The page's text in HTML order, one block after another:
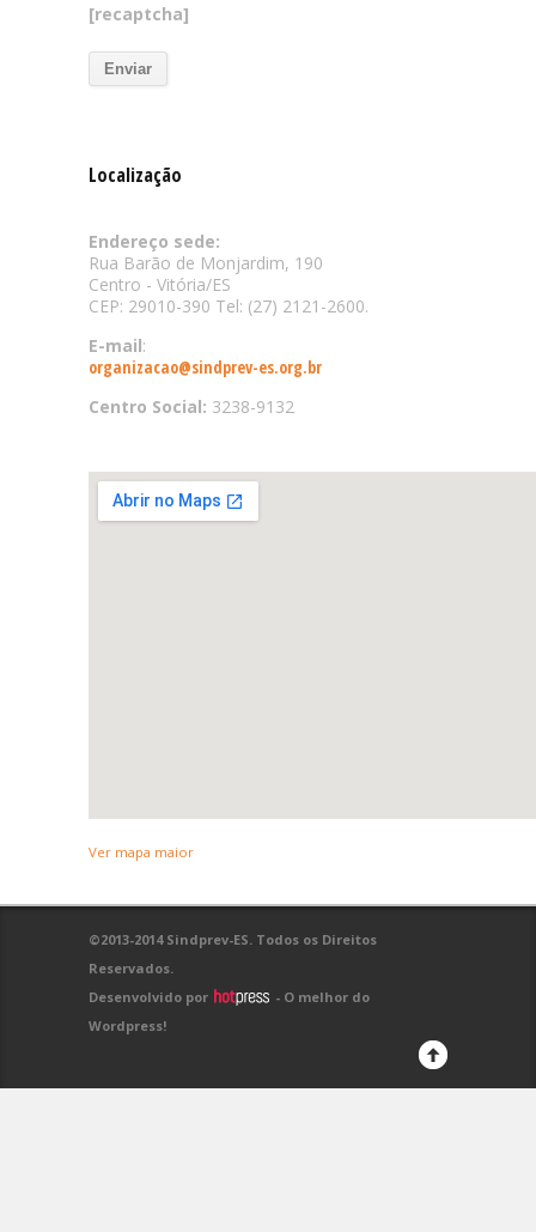
[recaptcha]
Localização
Endereço sede:
Rua Barão de Monjardim, 190
Centro - Vitória/ES
CEP: 29010-390 Tel: (27) 2121-2600.
E-mail:
organizacao@sindprev-es.org.br
Centro Social: 3238-9132
Ver mapa maior
©2013-2014 Sindprev-ES. Todos os Direitos
Reservados.
Desenvolvido por
- O melhor do
Wordpress!